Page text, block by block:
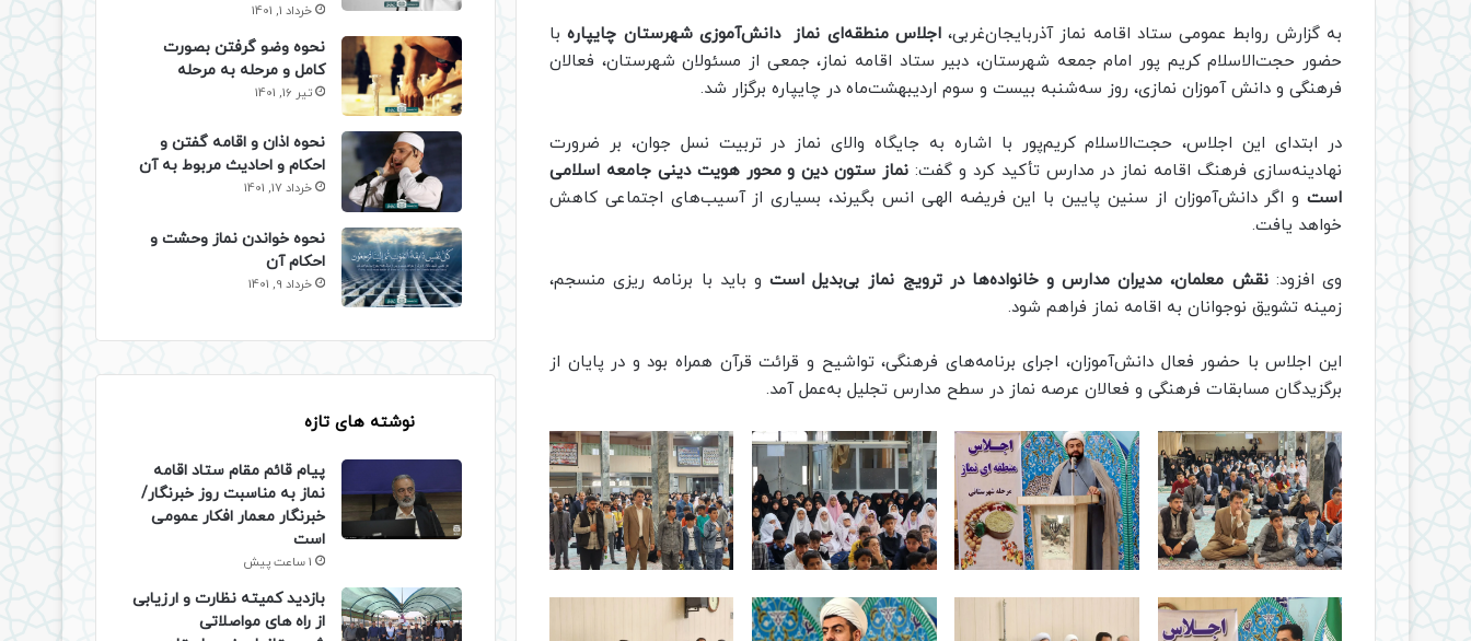
به گزارش روابط عمومی ستاد اقامه نماز آذربایجان‌غربی،اجلاس منطقه‌ای نماز دانش‌آموزی شهرستان چایپاره با
حضور حجت‌الاسلام کریم‌ پور امام جمعه شهرستان، دبیر ستاد اقامه نماز، جمعی از مسئولان شهرستان، فعالان
فرهنگی و دانش‌ آموزان نمازی، روز سه‌شنبه بیست و سوم اردیبهشت‌ماه در چایپاره برگزار شد.
در ابتدای این اجلاس، حجت‌الاسلام کریم‌پور با اشاره به جایگاه والای نماز در تربیت نسل جوان، بر ضرورت
نهادینه‌سازی فرهنگ اقامه نماز در مدارس تأکید کرد و گفت: نماز ستون دین و محور هویت دینی جامعه اسلامی
است و اگر دانش‌آموزان از سنین پایین با این فریضه الهی انس بگیرند، بسیاری از آسیب‌های اجتماعی کاهش
خواهد یافت.
وی افزود:نقش معلمان، مدیران مدارس و خانواده‌ها در ترویج نماز بی‌بدیل است و باید با برنامه‌ ریزی منسجم،
زمینه تشویق نوجوانان به اقامه نماز فراهم شود.
این اجلاس با حضور فعال دانش‌آموزان، اجرای برنامه‌های فرهنگی، تواشیح و قرائت قرآن همراه بود و در پایان از
برگزیدگان مسابقات فرهنگی و فعالان عرصه نماز در سطح مدارس تجلیل به‌عمل آمد.
خرداد 1, 1401
نحوه وضو گرفتن بصورت
کامل و مرحله به مرحله
تیر 16, 1401
نحوه اذان و اقامه گفتن و
احکام و احادیث مربوط به آن
خرداد 17, 1401
نحوه خواندن نماز وحشت و
احکام آن
خرداد 9, 1401
نوشته های تازه
پیام قائم مقام ستاد اقامه
نماز به مناسبت روز خبرنگار/
خبرنگار معمار افکار عمومی
است
1 ساعت پیش
بازدید کمیته نظارت و ارزیابی
از راه های مواصلاتی